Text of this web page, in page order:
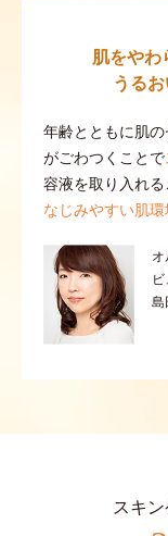
肌をやわ
うる
年齢とともに肌
がごわつくことで
容液を取り入れる
なじみやすい肌
島
スキ